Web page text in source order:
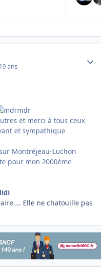
topic overview
19 ans
et merci à tous ceux
et sympathique
Montréjeau-Luchon
pour mon 2000ème
Elle ne chatouille pas